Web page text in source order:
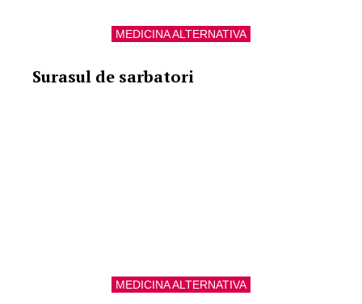
MEDICINA ALTERNATIVA
Surasul de sarbatori
MEDICINA ALTERNATIVA